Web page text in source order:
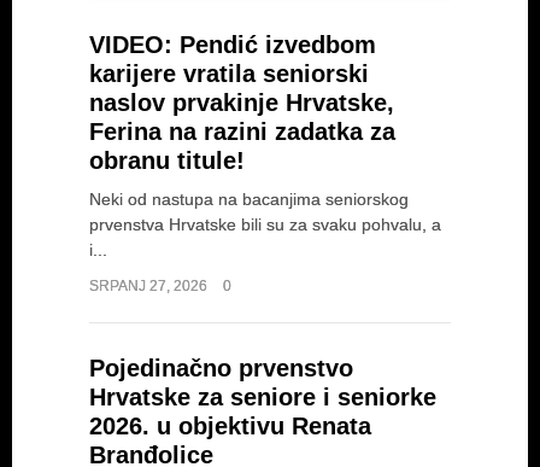
VIDEO: Pendić izvedbom
karijere vratila seniorski
naslov prvakinje Hrvatske,
Ferina na razini zadatka za
obranu titule!
Neki od nastupa na bacanjima seniorskog
prvenstva Hrvatske bili su za svaku pohvalu, a
i...
SRPANJ 27, 2026 0
Pojedinačno prvenstvo
Hrvatske za seniore i seniorke
2026. u objektivu Renata
Branđolice